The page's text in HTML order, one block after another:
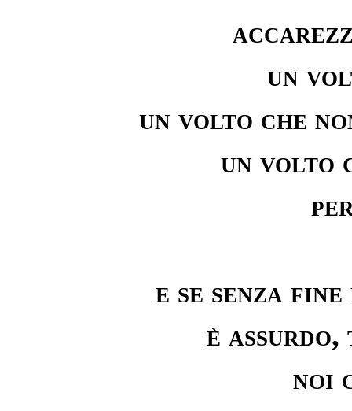
un
un volto che
un volto
e se senza
è
noi